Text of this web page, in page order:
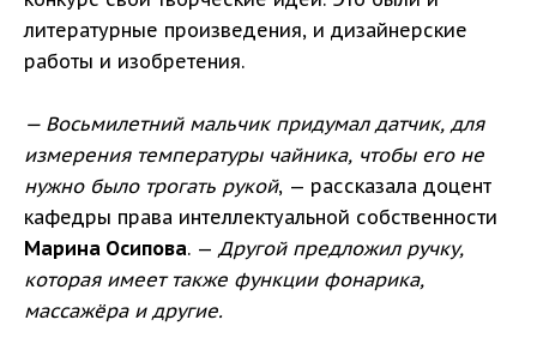
литературные произведения, и дизайнерские
работы и изобретения.
— Восьмилетний мальчик придумал датчик, для
измерения температуры чайника, чтобы его не
нужно было трогать рукой, — рассказала доцент
кафедры права интеллектуальной собственности
Марина Осипова. — Другой предложил ручку,
которая имеет также функции фонарика,
массажёра и другие.